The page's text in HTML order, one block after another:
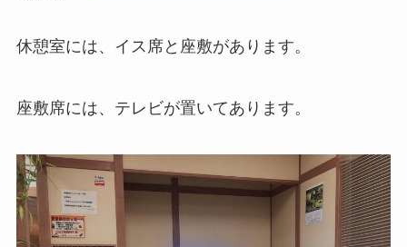
休憩室には、イス席と座敷があります。
座敷席には、テレビが置いてあります。